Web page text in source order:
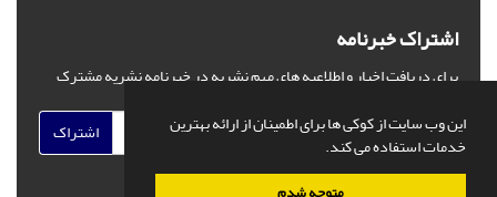
این وب سایت از کوکی ها برای اطمینان از ارائه بهترین
خدمات استفاده می کند.
اشتراک خبرنامه
برای دریافت اخبار و اطلاعیه های مهم نشریه در خبرنامه نشریه مشترک
اشتراک